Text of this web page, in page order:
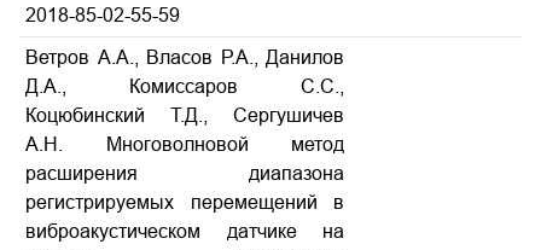
2018-85-02-55-59
Ветров А.А., Власов Р.А., Данилов
Д.А., Комиссаров С.С.,
Коцюбинский Т.Д., Сергушичев
А.Н. Многоволновой метод
расширения диапазона
регистрируемых перемещений в
виброакустическом датчике на